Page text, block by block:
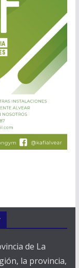
de La
la provincia,